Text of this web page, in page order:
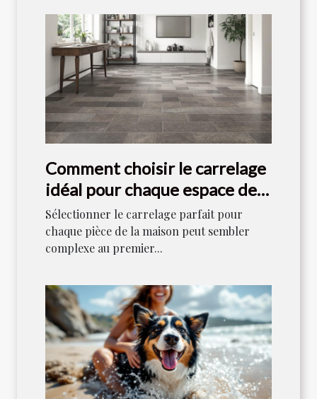
Comment choisir le carrelage
idéal pour chaque espace de
votre maison ?
Sélectionner le carrelage parfait pour
chaque pièce de la maison peut sembler
complexe au premier...